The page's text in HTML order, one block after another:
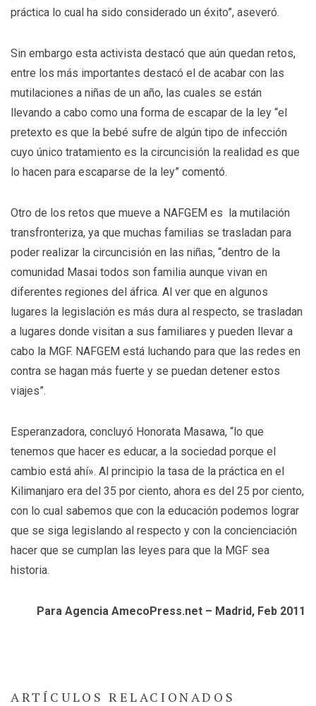
práctica lo cual ha sido considerado un éxito”, aseveró.
Sin embargo esta activista destacó que aún quedan retos,
entre los más importantes destacó el de acabar con las
mutilaciones a niñas de un año, las cuales se están
llevando a cabo como una forma de escapar de la ley “el
pretexto es que la bebé sufre de algún tipo de infección
cuyo único tratamiento es la circuncisión la realidad es que
lo hacen para escaparse de la ley” comentó.
Otro de los retos que mueve a NAFGEM es la mutilación
transfronteriza, ya que muchas familias se trasladan para
poder realizar la circuncisión en las niñas, “dentro de la
comunidad Masai todos son familia aunque vivan en
diferentes regiones del áfrica. Al ver que en algunos
lugares la legislación es más dura al respecto, se trasladan
a lugares donde visitan a sus familiares y pueden llevar a
cabo la MGF. NAFGEM está luchando para que las redes en
contra se hagan más fuerte y se puedan detener estos
viajes”.
Esperanzadora, concluyó Honorata Masawa, “lo que
tenemos que hacer es educar, a la sociedad porque el
cambio está ahí». Al principio la tasa de la práctica en el
Kilimanjaro era del 35 por ciento, ahora es del 25 por ciento,
con lo cual sabemos que con la educación podemos lograr
que se siga legislando al respecto y con la concienciación
hacer que se cumplan las leyes para que la MGF sea
historia.
Para Agencia AmecoPress.net – Madrid, Feb 2011
ARTÍCULOS RELACIONADOS